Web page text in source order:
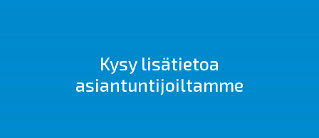
Kysy lisätietoa
asiantuntijoiltamme